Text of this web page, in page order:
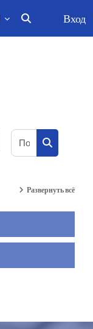
Изменить
Вход
Поиск курса
Развернуть всё